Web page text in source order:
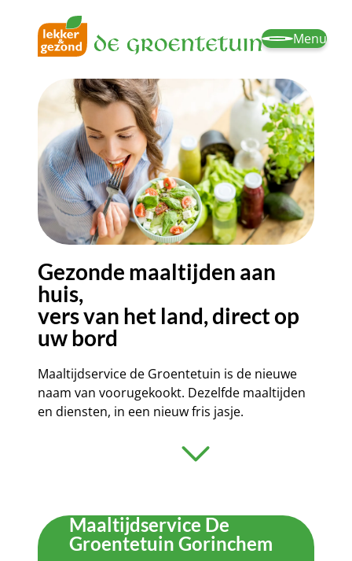
Menu
Gezonde maaltijden aan
huis,
vers van het land, direct op
uw bord
Maaltijdservice de Groentetuin is de nieuwe
naam van voorugekookt. Dezelfde maaltijden
en diensten, in een nieuw fris jasje.
Maaltijdservice De
Groentetuin Gorinchem